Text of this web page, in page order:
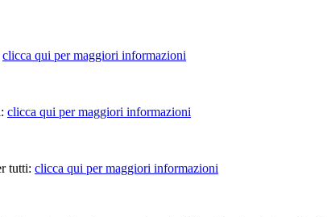
clicca qui per maggiori informazioni
clicca qui per maggiori informazioni
tutti: clicca qui per maggiori informazioni